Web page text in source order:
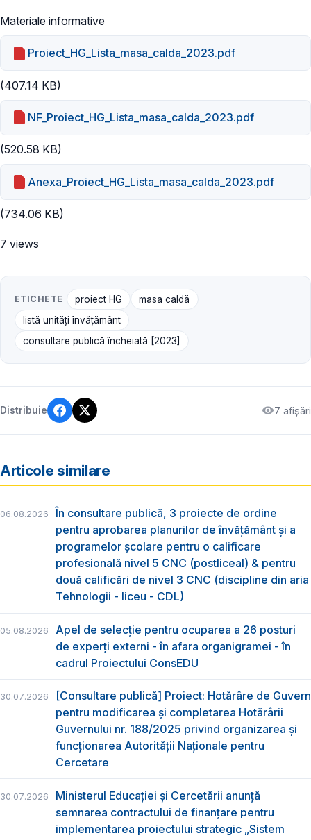
Materiale informative
Proiect_HG_Lista_masa_calda_2023.pdf
(407.14 KB)
NF_Proiect_HG_Lista_masa_calda_2023.pdf
(520.58 KB)
Anexa_Proiect_HG_Lista_masa_calda_2023.pdf
(734.06 KB)
7 views
ETICHETE proiect HG
masa caldă
listă unități învățământ
consultare publică încheiată [2023]
Distribuie 7 afișări
Articole similare
06.08.2026
În consultare publică, 3 proiecte de ordine
pentru aprobarea planurilor de învățământ și a
programelor școlare pentru o calificare
profesională nivel 5 CNC (postliceal) & pentru
două calificări de nivel 3 CNC (discipline din aria
Tehnologii - liceu - CDL)
05.08.2026
Apel de selecție pentru ocuparea a 26 posturi
de experți externi - în afara organigramei - în
cadrul Proiectului ConsEDU
30.07.2026
[Consultare publică] Proiect: Hotărâre de Guvern
pentru modificarea și completarea Hotărârii
Guvernului nr. 188/2025 privind organizarea şi
funcţionarea Autorităţii Naţionale pentru
Cercetare
30.07.2026
Ministerul Educației și Cercetării anunță
semnarea contractului de finanțare pentru
implementarea proiectului strategic „Sistem